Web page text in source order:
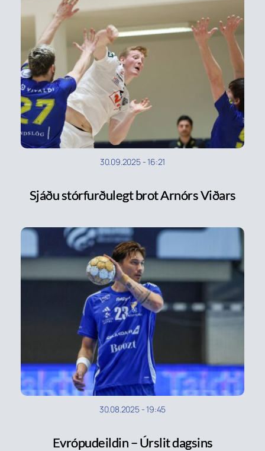
30.09.2025-16:21
Sjáðu stórfurðulegt brot Arnórs Viðars
30.08.2025-19:45
Evrópudeildin – Úrslit dagsins